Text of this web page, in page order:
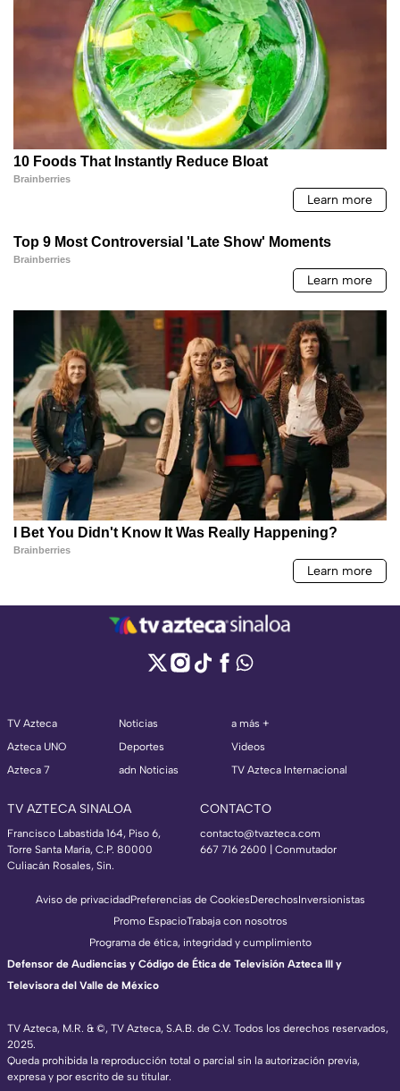
TV Azteca
Azteca UNO
Azteca 7
Noticias
Deportes
adn Noticias
a más +
Videos
TV Azteca Internacional
TV AZTECA SINALOA
Francisco Labastida 164, Piso 6,
Torre Santa María, C.P. 80000
Culiacán Rosales, Sin.
CONTACTO
contacto@tvazteca.com
667 716 2600 | Conmutador
TV Azteca, M.R. & ©, TV Azteca, S.A.B. de C.V. Todos los derechos reservados,
2025.
Queda prohibida la reproducción total o parcial sin la autorización previa,
expresa y por escrito de su titular.
Aviso de privacidadPreferencias de CookiesDerechosInversionistas
Promo EspacioTrabaja con nosotros
Programa de ética, integridad y cumplimiento
Defensor de Audiencias y Código de Ética de Televisión Azteca III y
Televisora del Valle de México